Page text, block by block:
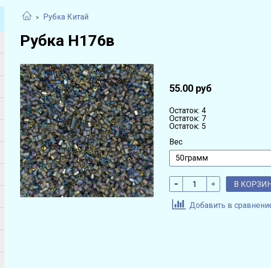
Рубка Китай
Рубка Н176в
55.00 руб
Остаток: 4
Остаток: 7
Остаток: 5
Вес
В
Добавить в